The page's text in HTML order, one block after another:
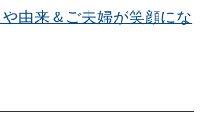
や由来＆ご夫婦が笑顔にな